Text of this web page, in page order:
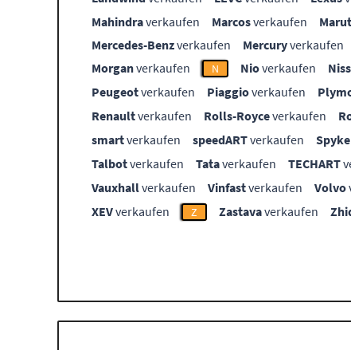
Mahindraverkaufen Marcosverkaufen
Mercedes-Benzverkaufen Mercuryverkaufen
Morganverkaufen N Nioverkaufen
Peugeotverkaufen Piaggioverkaufen
Renaultverkaufen Rolls-Royceverkaufen
smartverkaufen speedARTverkaufen
Talbotverkaufen Tataverkaufen TECHART
Vauxhallverkaufen Vinfastverkaufen Volvo
XEVverkaufen Z Zastavaverkaufen